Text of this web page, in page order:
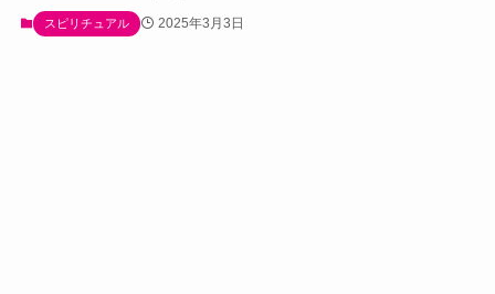
スピリチュアル 2025年3月3日